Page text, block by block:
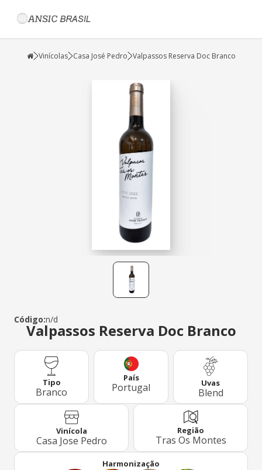
Vinícolas Casa José Pedro Valpassos Reserva Doc Branco
Código:n/d
Valpassos Reserva Doc Branco
Tipo
Branco
País
Portugal Uvas
Blend
Vinícola
Casa Jose Pedro
Região
Tras Os Montes
Harmonização